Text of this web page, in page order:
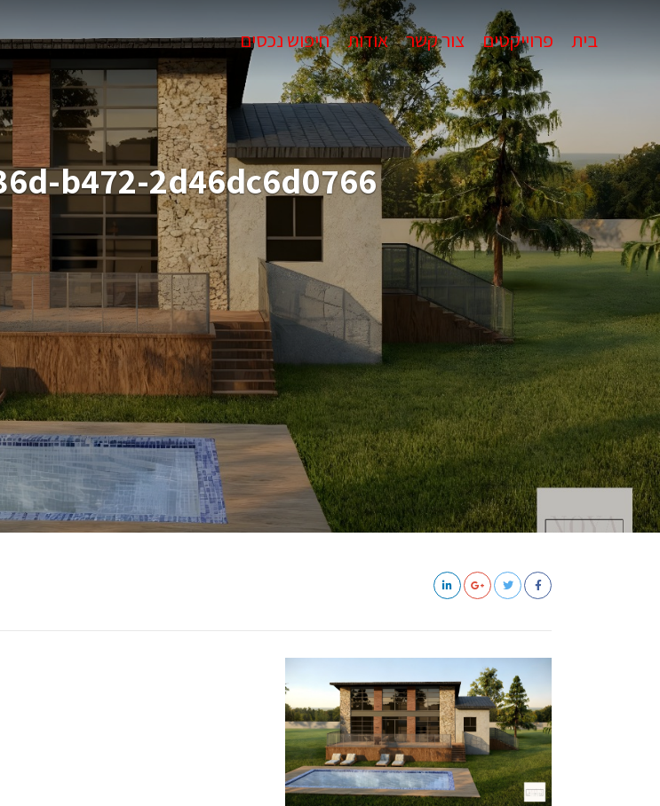
b472-2d46dc6d0766
חיפוש נכסים אודות צור קשר פרוייקטים בית